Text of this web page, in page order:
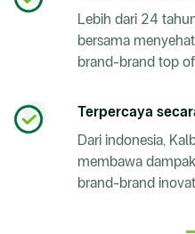
Lebih dari 24
bersama
brand-brand top
Terpercaya
Dari indonesia,
membawa
brand-brand